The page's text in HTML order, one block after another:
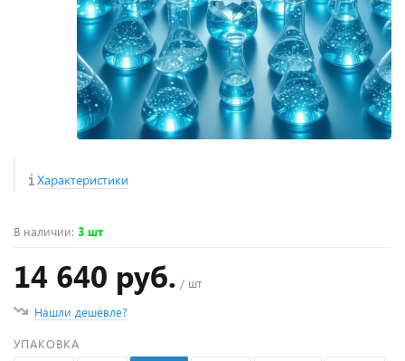
Характеристики
В наличии: 3 шт
14 640 руб. / шт
Нашли дешевле?
УПАКОВКА